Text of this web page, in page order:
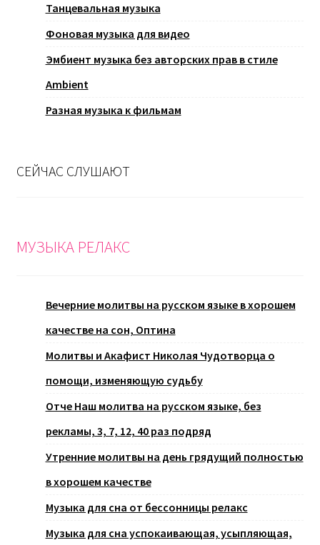
Танцевальная музыка
Фоновая музыка для видео
Эмбиент музыка без авторских прав в стиле
Ambient
Разная музыка к фильмам
СЕЙЧАС СЛУШАЮТ
МУЗЫКА РЕЛАКС
Вечерние молитвы на русском языке в хорошем
качестве на сон, Оптина
Молитвы и Акафист Николая Чудотворца о
помощи, изменяющую судьбу
Отче Наш молитва на русском языке, без
рекламы, 3, 7, 12, 40 раз подряд
Утренние молитвы на день грядущий полностью
в хорошем качестве
Музыка для сна от бессонницы релакс
Музыка для сна успокаивающая, усыпляющая,